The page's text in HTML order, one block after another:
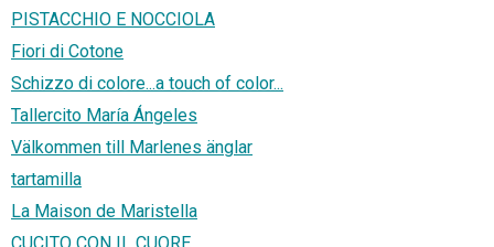
PISTACCHIO E NOCCIOLA
Fiori di Cotone
Schizzo di colore...a touch of color...
Tallercito María Ángeles
Välkommen till Marlenes änglar
tartamilla
La Maison de Maristella
CUCITO CON IL CUORE